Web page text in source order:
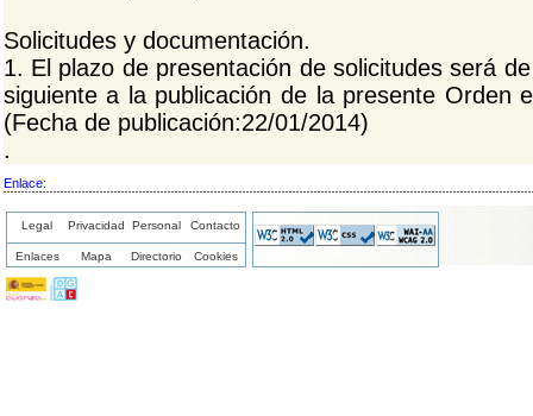
Solicitudes y documentación.
1. El plazo de presentación de solicitudes será
siguiente a la publicación de la presente Orden
(Fecha de publicación:22/01/2014)
.
Enlace:
Legal Privacidad Personal Contacto
Enlaces Mapa Directorio Cookies